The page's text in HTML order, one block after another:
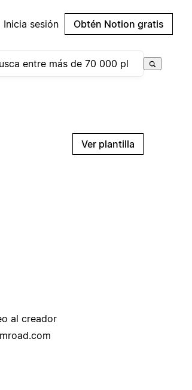
Inicia sesión Obtén Notion gratis
Ver plantilla
al creador